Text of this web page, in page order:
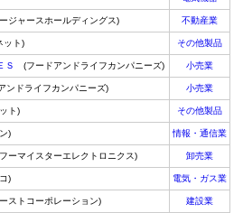
ジャースホールディングス) 不動産業
ット) その他製品
Ｓ (フードアンドライフカンパニーズ) 小売業
ンドライフカンパニーズ) 小売業
ト) その他製品
) 情報・通信業
ーマイスターエレクトロニクス) 卸売業
) 電気・ガス業
ストコーポレーション) 建設業